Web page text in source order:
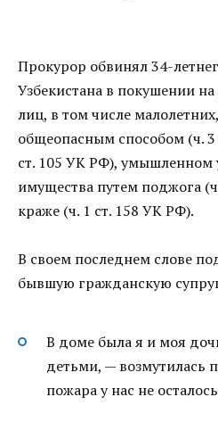
Прокурор обвинял 34-
Узбекистана в покушении
лиц, в том числе
общеопасным способом (ч. 3
ст. 105 УК РФ), умышленном
имущества путем поджога
краже (ч. 1 ст. 158 УК РФ).
В своем последнем слове
бывшую гражданскую
В доме была я и моя
детьми, — возмутилась
пожара у нас не